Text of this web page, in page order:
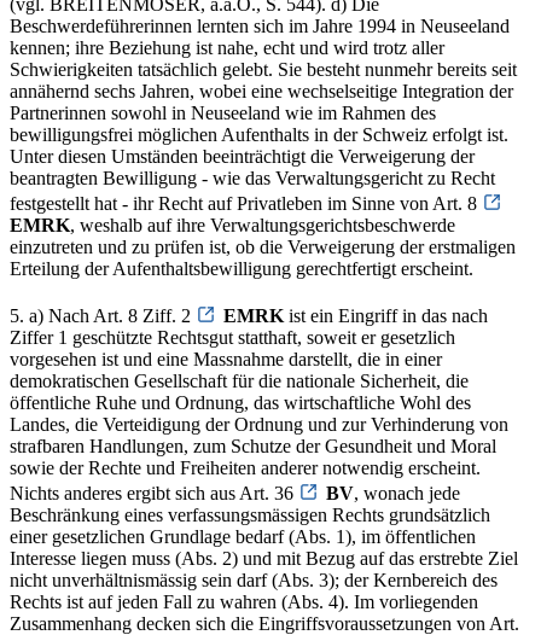
Beschwerdeführerinnen lernten sich im Jahre 1994 in Neuseeland
kennen; ihre Beziehung ist nahe, echt und wird trotz aller
Schwierigkeiten tatsächlich gelebt. Sie besteht nunmehr bereits seit
annähernd sechs Jahren, wobei eine wechselseitige Integration der
Partnerinnen sowohl in Neuseeland wie im Rahmen des
bewilligungsfrei möglichen Aufenthalts in der Schweiz erfolgt ist.
Unter diesen Umständen beeinträchtigt die Verweigerung der
beantragten Bewilligung - wie das Verwaltungsgericht zu Recht
festgestellt hat - ihr Recht auf Privatleben im Sinne von Art. 8
EMRK, weshalb auf ihre Verwaltungsgerichtsbeschwerde
einzutreten und zu prüfen ist, ob die Verweigerung der erstmaligen
Erteilung der Aufenthaltsbewilligung gerechtfertigt erscheint.
5. a) Nach Art. 8 Ziff. 2 EMRK ist ein Eingriff in das nach
Ziffer 1 geschützte Rechtsgut statthaft, soweit er gesetzlich
vorgesehen ist und eine Massnahme darstellt, die in einer
demokratischen Gesellschaft für die nationale Sicherheit, die
öffentliche Ruhe und Ordnung, das wirtschaftliche Wohl des
Landes, die Verteidigung der Ordnung und zur Verhinderung von
strafbaren Handlungen, zum Schutze der Gesundheit und Moral
sowie der Rechte und Freiheiten anderer notwendig erscheint.
Nichts anderes ergibt sich aus Art. 36
BV, wonach jede
Beschränkung eines verfassungsmässigen Rechts grundsätzlich
einer gesetzlichen Grundlage bedarf (Abs. 1), im öffentlichen
Interesse liegen muss (Abs. 2) und mit Bezug auf das erstrebte Ziel
nicht unverhältnismässig sein darf (Abs. 3); der Kernbereich des
Rechts ist auf jeden Fall zu wahren (Abs. 4). Im vorliegenden
Zusammenhang decken sich die Eingriffsvoraussetzungen von Art.